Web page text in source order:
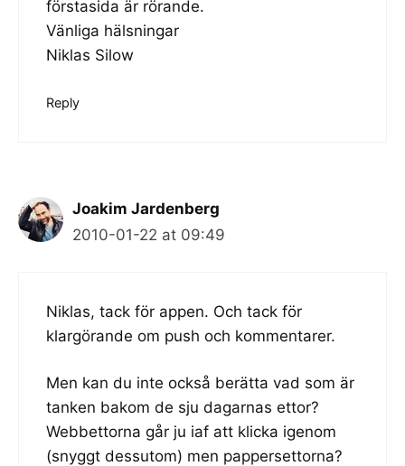
förstasida är rörande.
Vänliga hälsningar
Niklas Silow
Reply
Joakim Jardenberg
2010-01-22 at 09:49
Niklas, tack för appen. Och tack för
klargörande om push och kommentarer.
Men kan du inte också berätta vad som är
tanken bakom de sju dagarnas ettor?
Webbettorna går ju iaf att klicka igenom
(snyggt dessutom) men pappersettorna?